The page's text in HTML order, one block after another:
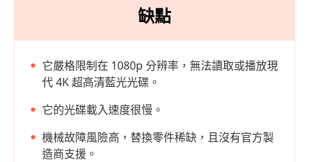
缺點
它嚴格限制在 1080p 分辨率，無法讀取或播放現
代 4K 超高清藍光光碟。
它的光碟載入速度很慢。
機械故障風險高，替換零件稀缺，且沒有官方製
造商支援。